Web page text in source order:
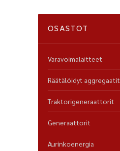
OSASTOT
Varavoimalaitteet
Räätälöidyt aggregaatit
Traktorigeneraattorit
Generaattorit
Aurinkoenergia